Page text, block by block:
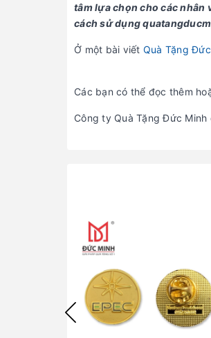
tâm lựa chọn cho các nhân
cách sử dụng
Ở một bài viết Quà Tặng
Các bạn có thể đọc thêm
Công ty Quà Tặng Đức